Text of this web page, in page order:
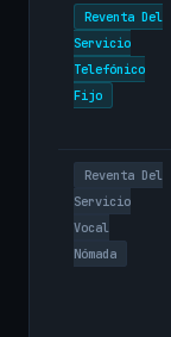
Reventa Del
Servicio
Telefónico
Fijo
Reventa Del
Servicio
Vocal
Nómada